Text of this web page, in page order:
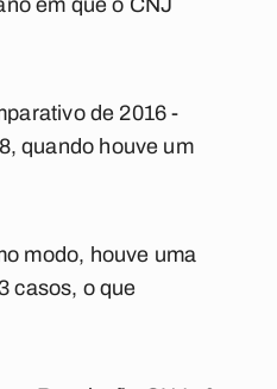
em que o CNJ
de 2016 -
quando houve um
modo, houve uma
casos, o que